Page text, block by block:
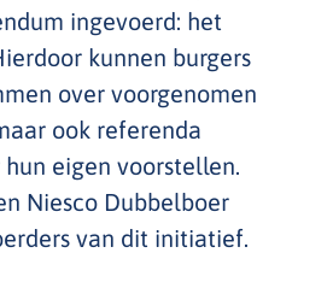
ingevoerd: het
kunnen burgers
over voorgenomen
ook referenda
eigen voorstellen.
Niesco Dubbelboer
van dit initiatief.